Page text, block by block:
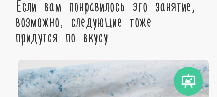
Если вам понравилось это занятие,
возможно, следующие тоже
придутся по вкусу